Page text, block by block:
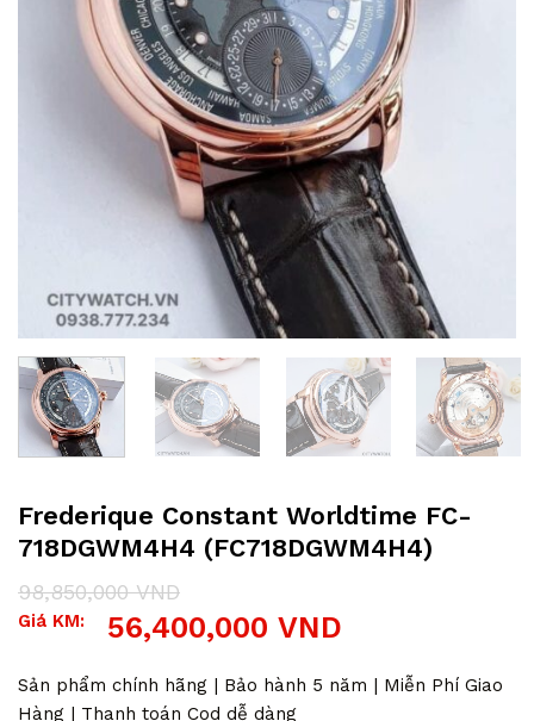
Frederique Constant Worldtime FC-
718DGWM4H4 (FC718DGWM4H4)
98,850,000VND
Giá
98,850,000 VND.
56,400,000 VND
Giá
là:
56,400,000 VND.
Giá KM:
Sản phẩm chính hãng | Bảo hành 5 năm | Miễn Phí Giao
Hàng | Thanh toán Cod dễ dàng